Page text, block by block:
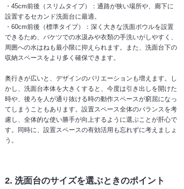
・45cm前後（スリムタイプ）：通路が狭い場所や、廊下に
設置するセカンド洗面台に最適。
・60cm前後（標準タイプ）：深く大きな洗面ボウルを設置
できるため、バケツでの水汲みや衣類の手洗いがしやすく、
周囲への水はねも最小限に抑えられます。また、洗面台下の
収納スペースをより多く確保できます。
奥行きが広いと、デザインのバリエーションも増えます。し
かし、洗面台本体を大きくすると、今度は引き出しを開けた
時や、後ろを人が通り抜ける時の動作スペースが窮屈になっ
てしまうこともあります。設置スペース全体のバランスを考
慮し、全体的な使い勝手が向上するように選ぶことが肝心で
す。同時に、設置スペースの有効活用も忘れずに考えましょ
う。
2. 洗面台のサイズを選ぶときのポイント